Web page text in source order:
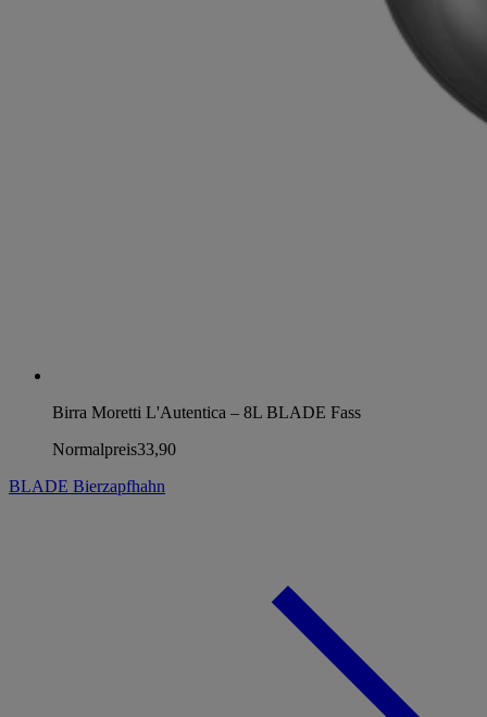
Birra Moretti L'Autentica – 8L BLADE Fass
Normalpreis33,90
BLADE Bierzapfhahn